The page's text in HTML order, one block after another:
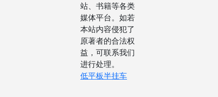
站、书籍等各类
媒体平台。如若
本站内容侵犯了
原著者的合法权
益，可联系我们
进行处理。
低平板半挂车